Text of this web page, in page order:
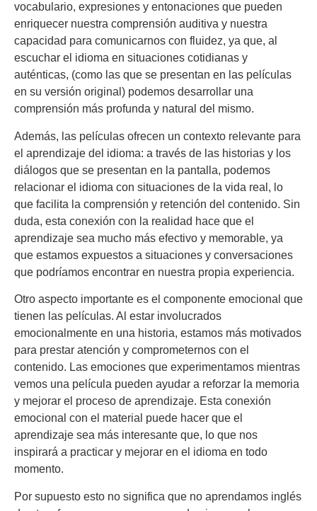
vocabulario, expresiones y entonaciones que pueden
enriquecer nuestra comprensión auditiva y nuestra
capacidad para comunicarnos con fluidez, ya que, al
escuchar el idioma en situaciones cotidianas y
auténticas, (como las que se presentan en las películas
en su versión original) podemos desarrollar una
comprensión más profunda y natural del mismo.
Además, las películas ofrecen un contexto relevante para
el aprendizaje del idioma: a través de las historias y los
diálogos que se presentan en la pantalla, podemos
relacionar el idioma con situaciones de la vida real, lo
que facilita la comprensión y retención del contenido. Sin
duda, esta conexión con la realidad hace que el
aprendizaje sea mucho más efectivo y memorable, ya
que estamos expuestos a situaciones y conversaciones
que podríamos encontrar en nuestra propia experiencia.
Otro aspecto importante es el componente emocional que
tienen las películas. Al estar involucrados
emocionalmente en una historia, estamos más motivados
para prestar atención y comprometernos con el
contenido. Las emociones que experimentamos mientras
vemos una película pueden ayudar a reforzar la memoria
y mejorar el proceso de aprendizaje. Esta conexión
emocional con el material puede hacer que el
aprendizaje sea más interesante que, lo que nos
inspirará a practicar y mejorar en el idioma en todo
momento.
Por supuesto esto no significa que no aprendamos inglés